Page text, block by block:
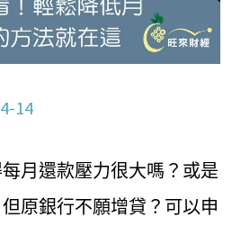
14
月還款壓力很大嗎？或是
原銀行不願增貸？可以申